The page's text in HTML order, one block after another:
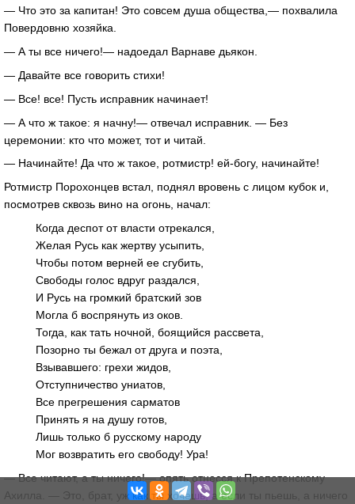
— Что это за капитан! Это совсем душа общества,— похвалила
Повердовню хозяйка.
— А ты все ничего!— надоедал Варнаве дьякон.
— Давайте все говорить стихи!
— Все! все! Пусть исправник начинает!
— А что ж такое: я начну!— отвечал исправник. — Без
церемонии: кто что может, тот и читай.
— Начинайте! Да что ж такое, ротмистр! ей-богу, начинайте!
Ротмистр Порохонцев встал, поднял вровень с лицом кубок и,
посмотрев сквозь вино на огонь, начал:
Когда деспот от власти отрекался,
Желая Русь как жертву усыпить,
Чтобы потом верней ее сгубить,
Свободы голос вдруг раздался,
И Русь на громкий братский зов
Могла б воспрянуть из оков.
Тогда, как тать ночной, боящийся рассвета,
Позорно ты бежал от друга и поэта,
Взывавшего: грехи жидов,
Отступничество униатов,
Все прегрешения сарматов
Принять я на душу готов,
Лишь только б русскому народу
Мог возвратить его свободу! Ура!
— Все читают, а ты ничего!— опять отнесся к Препотенскому
Ахилла. — Это, брат, уж как ты хочешь, а если ты пьешь, а ничего